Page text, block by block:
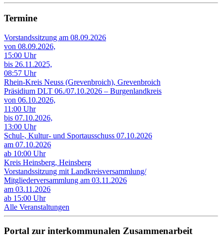
Termine
Vorstandssitzung am 08.09.2026
von 08.09.2026,
15:00 Uhr
bis 26.11.2025,
08:57 Uhr
Rhein-Kreis Neuss (Grevenbroich), Grevenbroich
Präsidium DLT 06./07.10.2026 – Burgenlandkreis
von 06.10.2026,
11:00 Uhr
bis 07.10.2026,
13:00 Uhr
Schul-, Kultur- und Sportausschuss 07.10.2026
am 07.10.2026
ab 10:00 Uhr
Kreis Heinsberg, Heinsberg
Vorstandssitzung mit Landkreisversammlung/
Mitgliederversammlung am 03.11.2026
am 03.11.2026
ab 15:00 Uhr
Alle Veranstaltungen
Portal zur interkommunalen Zusammenarbeit